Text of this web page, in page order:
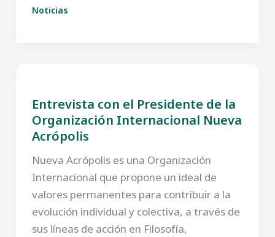
Noticias
Entrevista con el Presidente de la
Organización Internacional Nueva
Acrópolis
Nueva Acrópolis es una Organización
Internacional que propone un ideal de
valores permanentes para contribuir a la
evolución individual y colectiva, a través de
sus líneas de acción en Filosofía,